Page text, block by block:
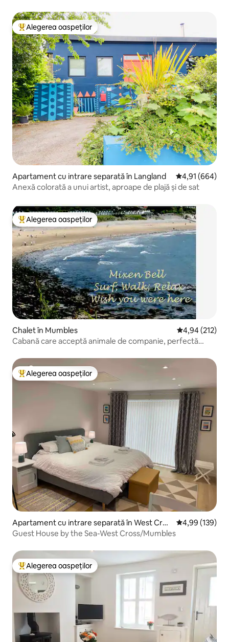
Locuință din topul categoriei Alegerea oaspeților
Alegerea oaspeților
Apartament cu intrare separată în Langland Scor mediu de
4,91 (664)
Anexă colorată a unui artist, aproape de plajă și de sat
Locuință din topul categoriei Alegerea oaspeților
Alegerea oaspeților
Chalet în Mumbles Scor mediu de
4,94 (212)
Cabană care acceptă animale de companie, perfectă
Locuință din topul categoriei Alegerea oaspeților
Alegerea oaspeților
Apartament cu intrare separată în West Cros
s
Scor mediu de
4,99 (139)
Guest House by the Sea-West Cross/Mumbles
Locuință din topul categoriei Alegerea oaspeților
Alegerea oaspeților